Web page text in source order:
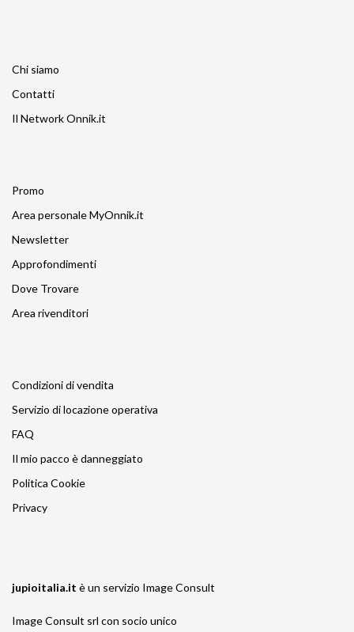
Chi siamo
Contatti
Il Network Onnik.it
Promo
Area personale MyOnnik.it
Newsletter
Approfondimenti
Dove Trovare
Area rivenditori
Condizioni di vendita
Servizio di locazione operativa
FAQ
Il mio pacco è danneggiato
Politica Cookie
Privacy
jupioitalia.it è un servizio Image Consult
Image Consult srl con socio unico